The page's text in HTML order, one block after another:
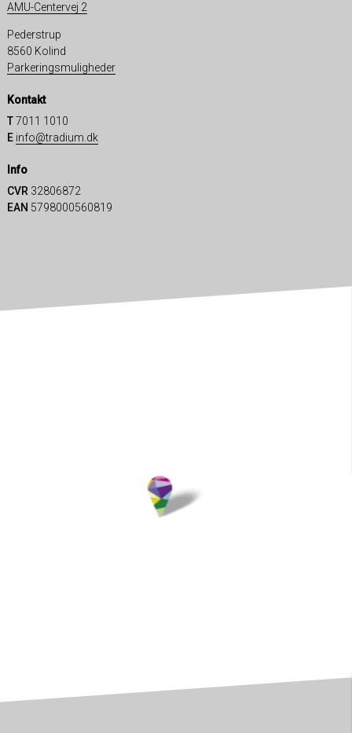
AMU-Centervej 2
Pederstrup
8560 Kolind
Parkeringsmuligheder
Kontakt
T7011 1010
E info@tradium.dk
Info
CVR 32806872
EAN 5798000560819